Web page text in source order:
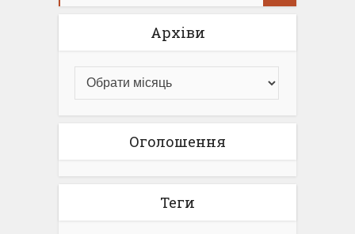
Архіви
Оголошення
Теги